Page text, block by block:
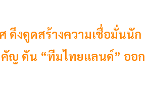
ดึงดูดสร้างความเชื่อมั่นนัก
คัญ ดัน “ทีมไทยแลนด์” ออก